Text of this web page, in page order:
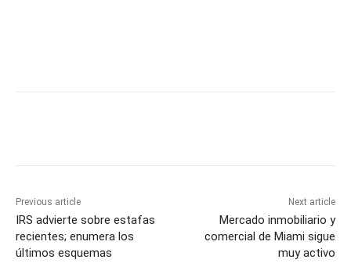
Previous article
IRS advierte sobre estafas
recientes; enumera los
últimos esquemas
Next article
Mercado inmobiliario y
comercial de Miami sigue
muy activo